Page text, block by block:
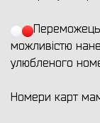
Переможець
можливістю
улюбленого
Номери карт